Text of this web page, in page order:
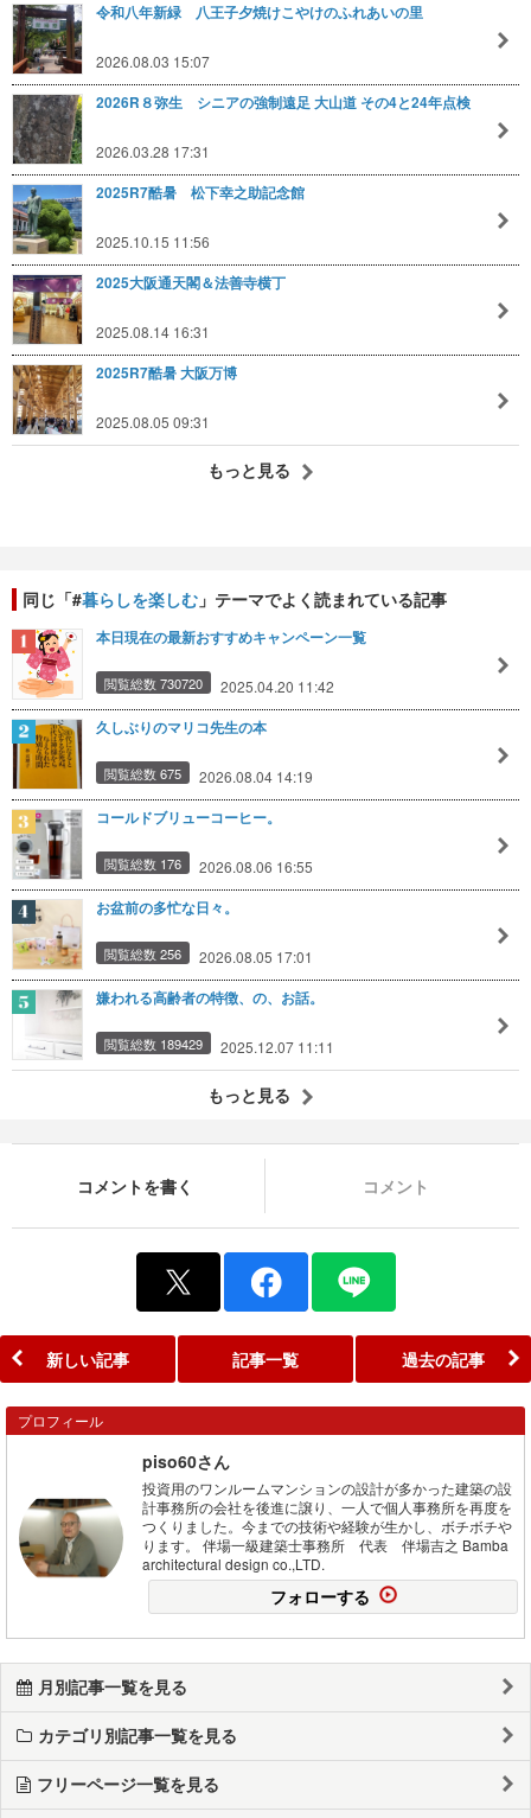
令和八年新緑 八王子夕焼けこやけのふれあいの里
2026.08.03 15:07
2026R８弥生 シニアの強制遠足 大山道 その4と24年点検
2026.03.28 17:31
2025R7酷暑 松下幸之助記念館
2025.10.15 11:56
2025大阪通天閣＆法善寺横丁
2025.08.14 16:31
2025R7酷暑 大阪万博
2025.08.05 09:31
もっと見る
同じ「#暮らしを楽しむ 」テーマでよく読まれている記事
本日現在の最新おすすめキャンペーン一覧
閲覧総数 730720 2025.04.20 11:42
久しぶりのマリコ先生の本
閲覧総数 675 2026.08.04 14:19
コールドブリューコーヒー。
閲覧総数 176 2026.08.06 16:55
お盆前の多忙な日々。
閲覧総数 256 2026.08.05 17:01
嫌われる高齢者の特徴、の、お話。
閲覧総数 189429 2025.12.07 11:11
もっと見る
コメントを書く コメント
新しい記事 記事一覧 過去の記事
プロフィール
piso60さん
投資用のワンルームマンションの設計が多かった建築の設
計事務所の会社を後進に譲り、一人で個人事務所を再度を
つくりました。今までの技術や経験が生かし、ボチボチや
ります。 伴場一級建築士事務所 代表 伴場吉之 Bamba
architectural design co.,LTD.
フォローする
月別記事一覧を見る
カテゴリ別記事一覧を見る
フリーページ一覧を見る